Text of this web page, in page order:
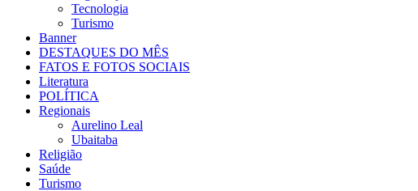
Tecnologia
Turismo
Banner
DESTAQUES DO MÊS
FATOS E FOTOS SOCIAIS
Literatura
POLÍTICA
Regionais
Aurelino Leal
Ubaitaba
Religião
Saúde
Turismo